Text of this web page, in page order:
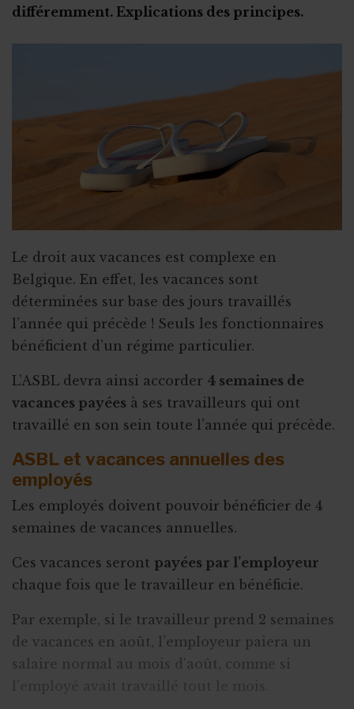
Qu’est-ce qu’un "petit statut" ?
différemment. Explications des principes.
Le droit aux vacances est complexe en
Belgique. En effet, les vacances sont
déterminées sur base des jours travaillés
l’année qui précède ! Seuls les fonctionnaires
bénéficient d’un régime particulier.
L’ASBL devra ainsi accorder 4 semaines de
vacances payées à ses travailleurs qui ont
travaillé en son sein toute l’année qui précède.
ASBL et vacances annuelles des
employés
Les employés doivent pouvoir bénéficier de 4
semaines de vacances annuelles.
Ces vacances seront payées par l’employeur
chaque fois que le travailleur en bénéficie.
Par exemple, si le travailleur prend 2 semaines
de vacances en août, l’employeur paiera un
salaire normal au mois d’août, comme si